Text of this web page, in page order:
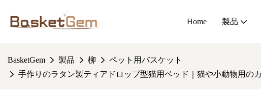
Home 製品
BasketGem 製品 柳
ペット用バスケット
手作りのラタン製ティアドロップ型猫用ベッド｜猫や小動物用の